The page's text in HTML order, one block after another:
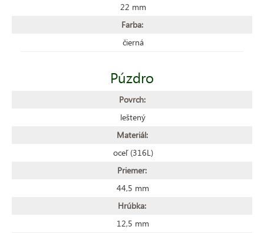
22 mm
Farba:
čierná
Púzdro
Povrch:
leštený
Materiál:
oceľ (316L)
Priemer:
44,5 mm
Hrúbka:
12,5 mm